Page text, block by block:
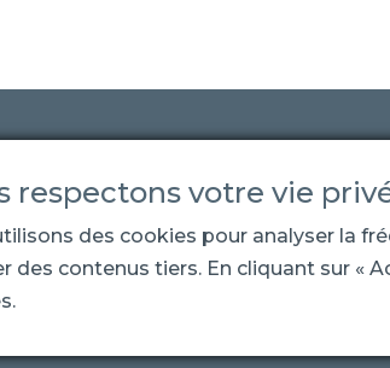
Conclusions Ressources
respectons votre vie
des cookies pour analyser la
des contenus tiers. En cliquant sur «